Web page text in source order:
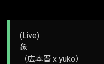
(Live)
象
（広本晋 x ÿuko）